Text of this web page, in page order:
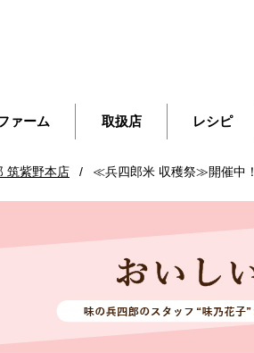
ァーム 取扱店 レシピ
筑紫野本店 / ≪兵四郎米 収穫祭≫開催中！